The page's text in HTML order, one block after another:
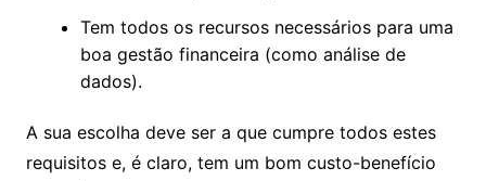
Tem todos os recursos necessários para uma
boa gestão financeira (como análise de
dados).
A sua escolha deve ser a que cumpre todos estes
requisitos e, é claro, tem um bom custo-benefício